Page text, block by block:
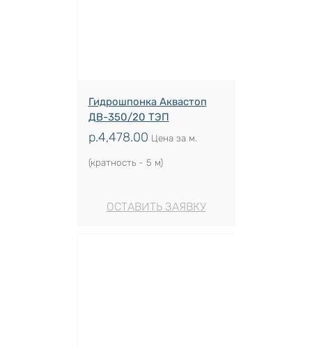
Гидрошпонка Аквастоп
ДВ-350/20 ТЭП
р.4,478.00 Цена за м.
(кратность - 5 м)
ОСТАВИТЬ ЗАЯВКУ